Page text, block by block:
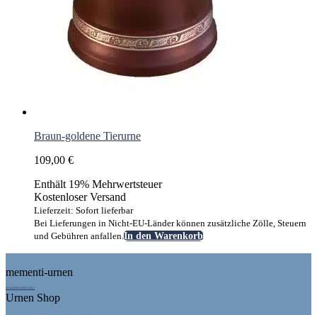
Braun-goldene Tierurne
109,00 €
Enthält 19% Mehrwertsteuer
Kostenloser Versand
Lieferzeit: Sofort lieferbar
Bei Lieferungen in Nicht-EU-Länder können zusätzliche Zölle, Steuern
und Gebühren anfallen.In den Warenkorb
mementi-urnen
AUSGEZEICHNET.ORG
Urnen Shop